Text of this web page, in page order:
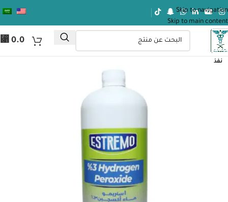
Skip to navigation
Skip to main content
⃁ 0.0
نفذ